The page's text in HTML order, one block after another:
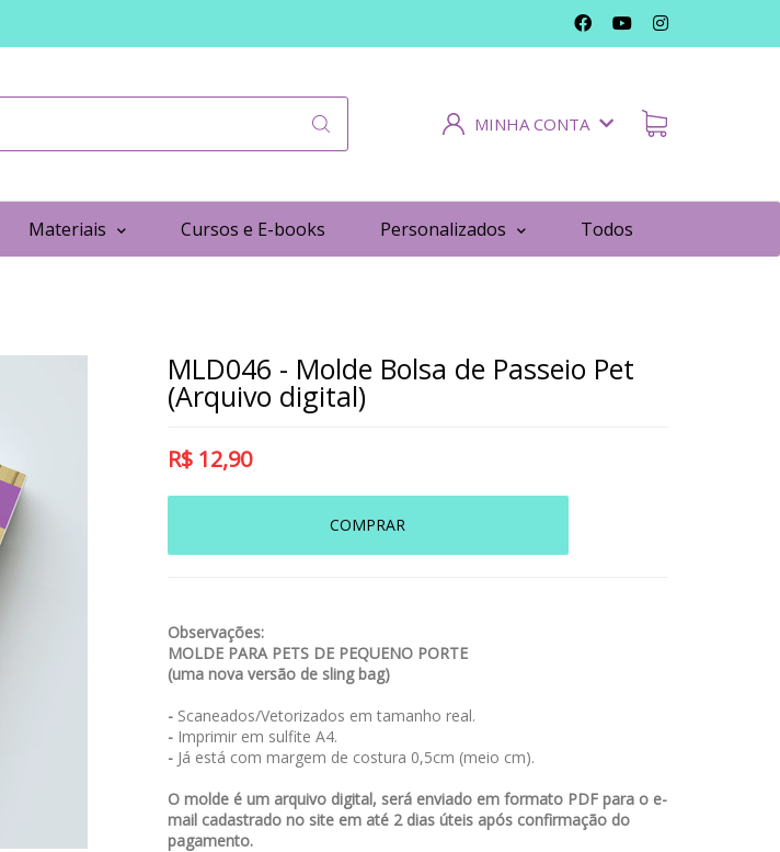
MINHA CONTA
Materiais Cursos e E-books Personalizados Todos
MLD046 - Molde Bolsa de Passeio Pet
(Arquivo digital)
R$ 12,90
COMPRAR
Observações:
MOLDE PARA PETS DE PEQUENO PORTE
(uma nova versão de sling bag)
-Scaneados/Vetorizados em tamanho real.
- Imprimir em sulfite A4.
- Já está com margem de costura 0,5cm (meio cm).
O molde é um arquivo digital, será enviado em formato PDF para o e-
mail cadastrado no site em até 2 dias úteis após confirmação do
pagamento.